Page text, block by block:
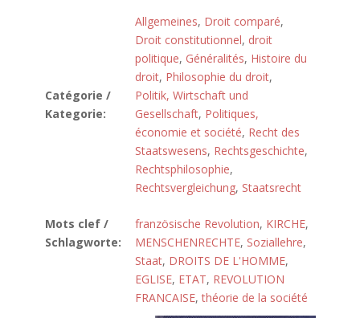
Catégorie /
Kategorie:
Allgemeines, Droit comparé,
Droit constitutionnel, droit
politique, Généralités, Histoire du
droit, Philosophie du droit,
Politik, Wirtschaft und
Gesellschaft, Politiques,
économie et société, Recht des
Staatswesens, Rechtsgeschichte,
Rechtsphilosophie,
Rechtsvergleichung, Staatsrecht
Mots clef /
Schlagworte:
französische Revolution, KIRCHE,
MENSCHENRECHTE, Soziallehre,
Staat, DROITS DE L'HOMME,
EGLISE, ETAT, REVOLUTION
FRANCAISE,théorie de la société